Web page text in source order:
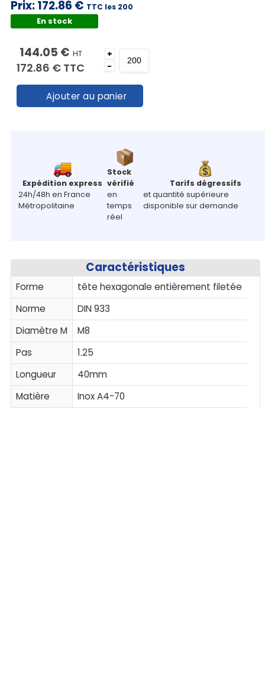
Prix:172.86 € TTC les 200
En stock
144.05 € HT
172.86 € TTC
+
-
Ajouter au panier
Expédition express
24h/48h en France
Métropolitaine
Stock
vérifié
en
temps
réel
Tarifs dégressifs
et quantité supérieure
disponible sur demande
Caractéristiques
Forme
tête hexagonale entièrement filetée
Norme
DIN 933
Diamètre M
M8
Pas
1.25
Longueur
40mm
Matière
Inox A4-70